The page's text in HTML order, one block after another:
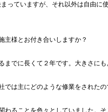
っていますが、それ以外は自由に
主様とお付き合いしますか？
までに長くて２年です。大きさに
では主にどのような修業をされたの
わることを色々としていました。